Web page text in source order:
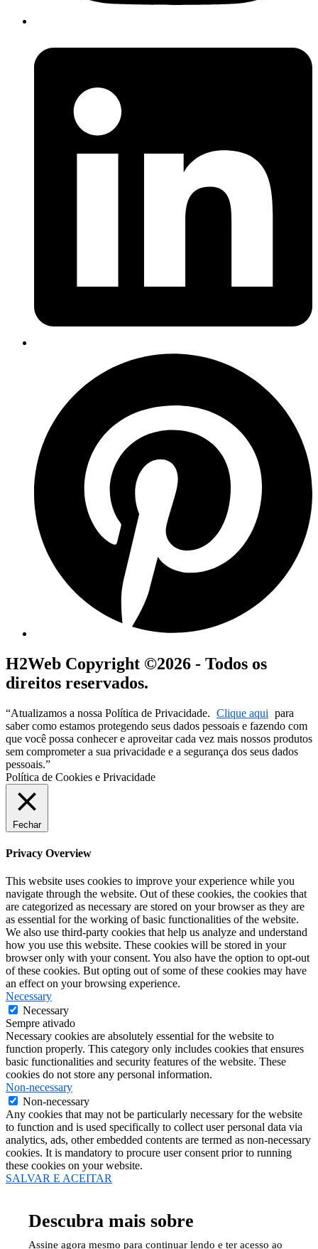
H2Web Copyright ©2026 - Todos os
direitos reservados.
“Atualizamos a nossa Política de Privacidade. Clique aqui para
saber como estamos protegendo seus dados pessoais e fazendo com
que você possa conhecer e aproveitar cada vez mais nossos produtos
sem comprometer a sua privacidade e a segurança dos seus dados
pessoais.”
Política de Cookies e Privacidade
Fechar
Privacy Overview
This website uses cookies to improve your experience while you
navigate through the website. Out of these cookies, the cookies that
are categorized as necessary are stored on your browser as they are
as essential for the working of basic functionalities of the website.
We also use third-party cookies that help us analyze and understand
how you use this website. These cookies will be stored in your
browser only with your consent. You also have the option to opt-out
of these cookies. But opting out of some of these cookies may have
an effect on your browsing experience.
Necessary
Necessary
Sempre ativado
Necessary cookies are absolutely essential for the website to
function properly. This category only includes cookies that ensures
basic functionalities and security features of the website. These
cookies do not store any personal information.
Non-necessary
Non-necessary
Any cookies that may not be particularly necessary for the website
to function and is used specifically to collect user personal data via
analytics, ads, other embedded contents are termed as non-necessary
cookies. It is mandatory to procure user consent prior to running
these cookies on your website.
SALVAR E ACEITAR
Descubra mais sobre
Assine agora mesmo para continuar lendo e ter acesso ao